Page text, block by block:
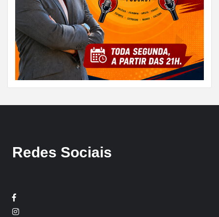
Redes Sociais
Facebook
Twitter